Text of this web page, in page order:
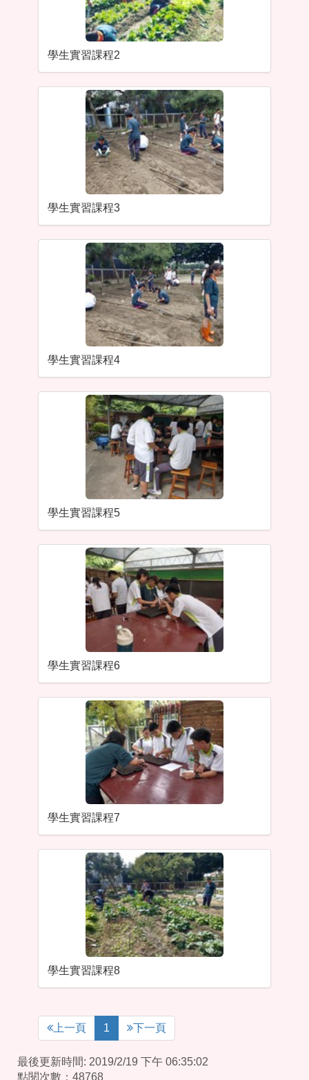
學生實習課程2
學生實習課程3
學生實習課程4
學生實習課程5
學生實習課程6
學生實習課程7
學生實習課程8
上一頁 1 下一頁
最後更新時間: 2019/2/19 下午 06:35:02
點閱次數：48768